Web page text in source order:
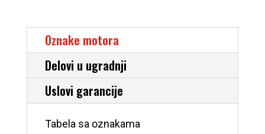
Oznake motora
Delovi u ugradnji
Uslovi garancije
Tabela sa oznakama